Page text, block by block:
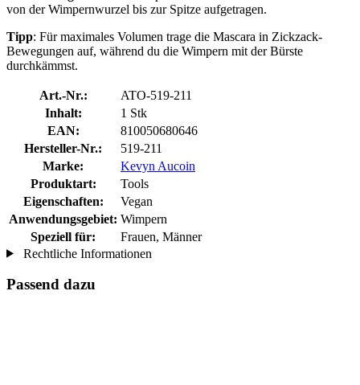
von der Wimpernwurzel bis zur Spitze aufgetragen.
Tipp: Für maximales Volumen trage die Mascara in Zickzack-
Bewegungen auf, während du die Wimpern mit der Bürste
durchkämmst.
Art.-Nr.:
ATO-519-211
Inhalt:
1 Stk
EAN:
810050680646
Hersteller-Nr.:
519-211
Marke:
Kevyn Aucoin
Produktart:
Tools
Eigenschaften:
Vegan
Anwendungsgebiet: Wimpern
Speziell für:
Frauen, Männer
Rechtliche Informationen
Passend dazu